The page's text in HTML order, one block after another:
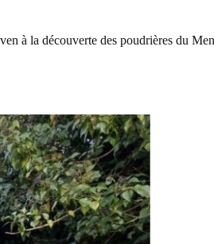
à la découverte des poudrières du